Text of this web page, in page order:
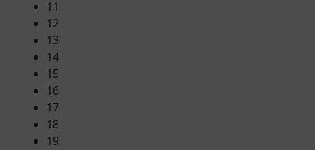
11
12
13
14
15
16
17
18
19